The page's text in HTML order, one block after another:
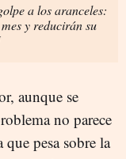
a los aranceles:
y reducirán su
aunque se
no parece
pesa sobre la